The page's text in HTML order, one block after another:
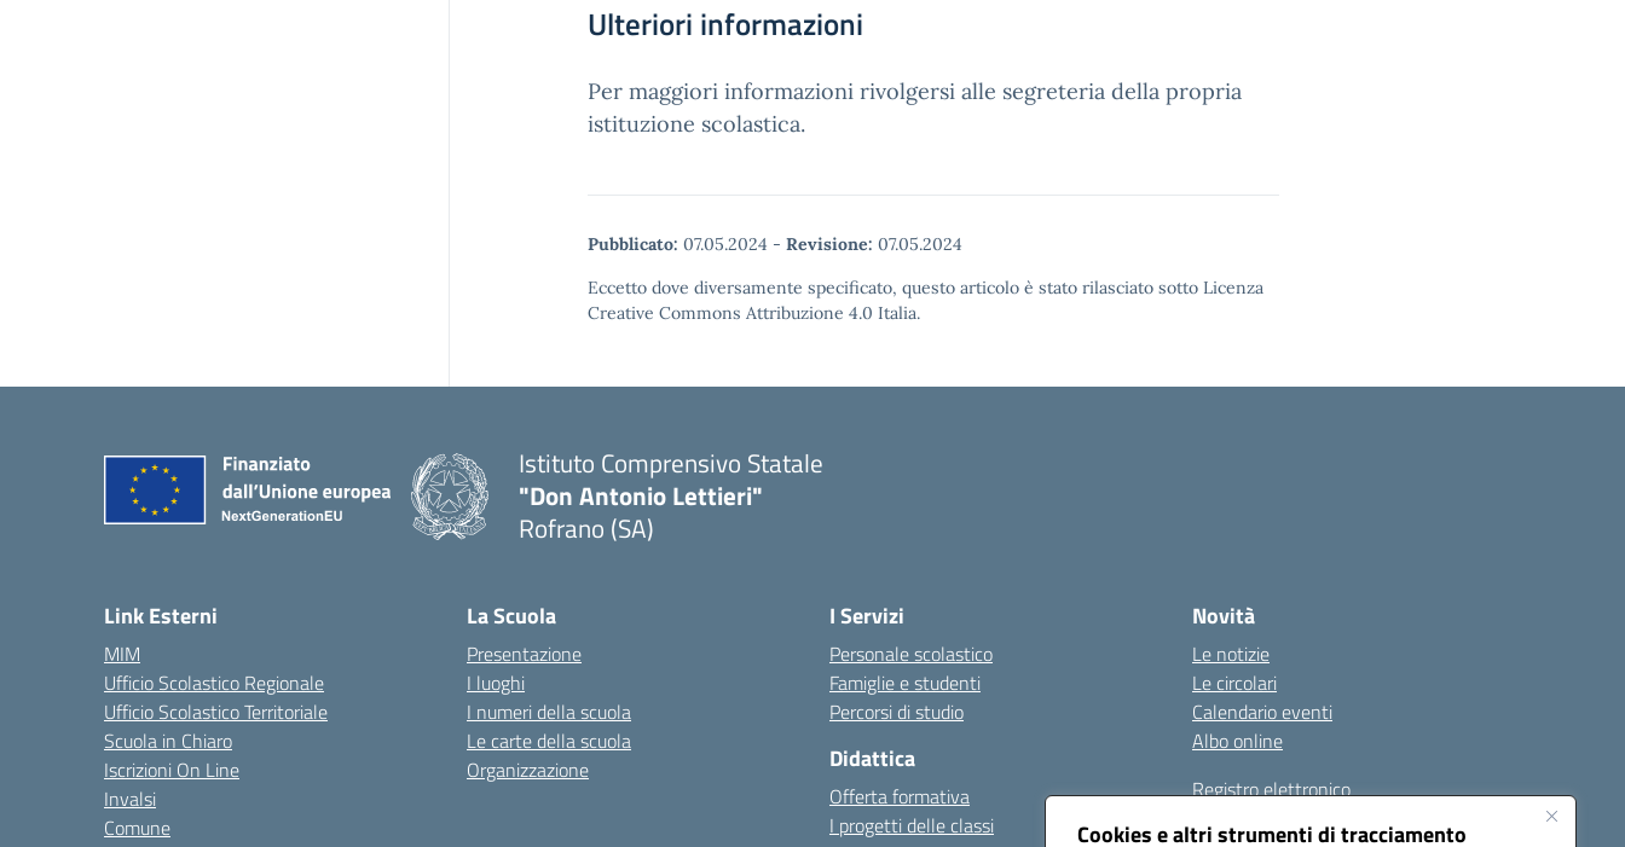
Cookies e altri strumenti di tracciamento
Ulteriori informazioni
Per maggiori informazioni rivolgersi alle segreteria della propria
istituzione scolastica.
Pubblicato: 07.05.2024 - Revisione: 07.05.2024
Eccetto dove diversamente specificato, questo articolo è stato rilasciato sotto Licenza
Creative Commons Attribuzione 4.0 Italia.
Istituto Comprensivo Statale
"Don Antonio Lettieri"
Rofrano (SA)
Link Esterni
MIM
Ufficio Scolastico Regionale
Ufficio Scolastico Territoriale
Scuola in Chiaro
Iscrizioni On Line
Invalsi
Comune
La Scuola
Presentazione
I luoghi
I numeri della scuola
Le carte della scuola
Organizzazione
I Servizi
Personale scolastico
Famiglie e studenti
Percorsi di studio
Didattica
Offerta formativa
I progetti delle classi
Novità
Le notizie
Le circolari
Calendario eventi
Albo online
Registro elettronico